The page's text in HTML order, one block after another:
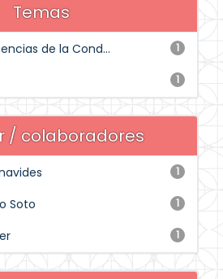
Temas
1
de la Cond...
1
/ colaboradores
1
1
Soto
1